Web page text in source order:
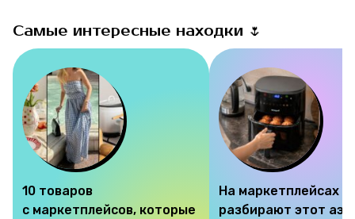
Самые интересные находки 🌷
10 товаров
с маркетплейсов, которые
На маркетплейсах
разбирают этот